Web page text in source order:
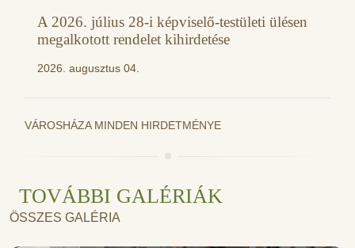
A 2026. július 28-i képviselő-testületi ülésen
megalkotott rendelet kihirdetése
2026. augusztus 04.
VÁROSHÁZA MINDEN HIRDETMÉNYE
TOVÁBBI GALÉRIÁK
ÖSSZES GALÉRIA